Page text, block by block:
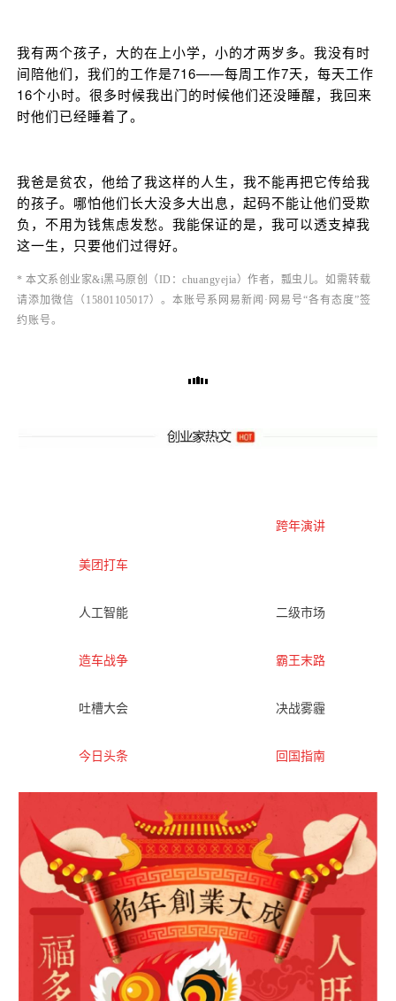
我有两个孩子，大的在上小学，小的才两岁多。我没有时
间陪他们，我们的工作是716——每周工作7天，每天工作
16个小时。很多时候我出门的时候他们还没睡醒，我回来
时他们已经睡着了。
我爸是贫农，他给了我这样的人生，我不能再把它传给我
的孩子。哪怕他们长大没多大出息，起码不能让他们受欺
负，不用为钱焦虑发愁。我能保证的是，我可以透支掉我
这一生，只要他们过得好。
* 本文系创业家&i黑马原创（ID：chuangyejia）作者，瓢虫儿。 如需转载
请添加微信（ 15801105017）。本账号系网易新闻·网易号“各有态度”签
约账号。
美团打车
跨年演讲
人工智能 二级市场
造车战争 霸王末路
吐槽大会 决战雾霾
今日头条 回国指南